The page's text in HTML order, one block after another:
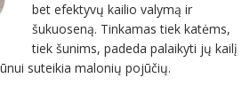
bet efektyvų kailio valymą ir
šukuoseną. Tinkamas tiek katėms,
tiek šunims, padeda palaikyti jų kailį
suteikia malonių pojūčių.